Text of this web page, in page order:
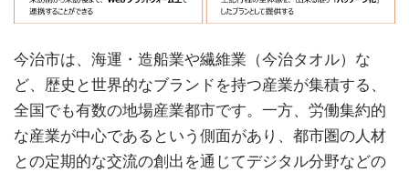
今治市は、海運・造船業や繊維業（今治タオル）な
ど、歴史と世界的なブランドを持つ産業が集積する、
全国でも有数の地場産業都市です。一方、労働集約的
な産業が中心であるという側面があり、都市圏の人材
との定期的な交流の創出を通じてデジタル分野などの